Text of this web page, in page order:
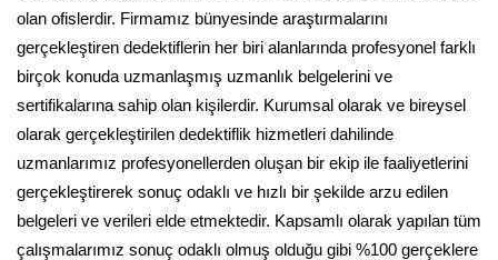
olan ofislerdir. Firmamız bünyesinde araştırmalarını
gerçekleştiren dedektiflerin her biri alanlarında profesyonel farklı
birçok konuda uzmanlaşmış uzmanlık belgelerini ve
sertifikalarına sahip olan kişilerdir. Kurumsal olarak ve bireysel
olarak gerçekleştirilen dedektiflik hizmetleri dahilinde
uzmanlarımız profesyonellerden oluşan bir ekip ile faaliyetlerini
gerçekleştirerek sonuç odaklı ve hızlı bir şekilde arzu edilen
belgeleri ve verileri elde etmektedir. Kapsamlı olarak yapılan tüm
çalışmalarımız sonuç odaklı olmuş olduğu gibi %100 gerçeklere